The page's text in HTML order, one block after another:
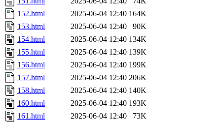
152.html
2025-06-04 12:40 164K
153.html
2025-06-04 12:40
90K
154.html
2025-06-04 12:40 134K
155.html
2025-06-04 12:40 139K
156.html
2025-06-04 12:40 199K
157.html
2025-06-04 12:40 206K
158.html
2025-06-04 12:40 140K
160.html
2025-06-04 12:40 193K
161.html
2025-06-04 12:40
73K